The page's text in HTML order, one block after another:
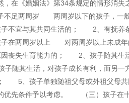
在《婚姻法》第34条规定的情形消失
两周岁 两周岁以下的孩子，一般
不宜与其共同生活的； 2、有抚养
两周岁以上 对两周岁以上未成年
丧失生育能力的； 2、孩子随其生
其生活，对孩子成长有利，而另一
5、孩子单独随祖父母或外祖父母
的优先条件予以考虑。 （三）孩子